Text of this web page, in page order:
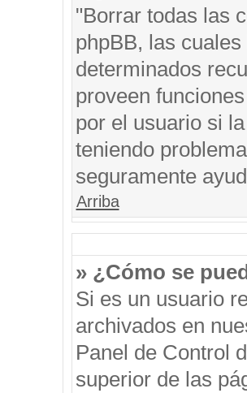
"Borrar todas las
phpBB, las
determinados
proveen
por el usuario si
teniendo
seguramente
Arriba
» ¿Cómo se
Si es un usuario
archivados en
Panel de Control
superior de las